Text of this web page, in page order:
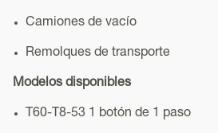
Camiones de vacío
Remolques de transporte
Modelos disponibles
T60-T8-53 1 botón de 1 paso